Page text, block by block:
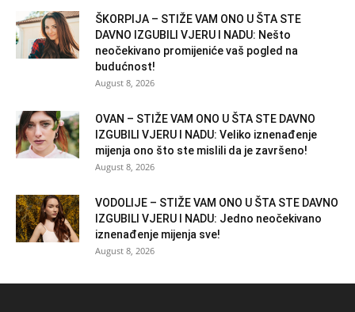
ŠKORPIJA – STIŽE VAM ONO U ŠTA STE
DAVNO IZGUBILI VJERU I NADU: Nešto
neočekivano promijeniće vaš pogled na
budućnost!
August 8, 2026
OVAN – STIŽE VAM ONO U ŠTA STE DAVNO
IZGUBILI VJERU I NADU: Veliko iznenađenje
mijenja ono što ste mislili da je završeno!
August 8, 2026
VODOLIJE – STIŽE VAM ONO U ŠTA STE DAVNO
IZGUBILI VJERU I NADU: Jedno neočekivano
iznenađenje mijenja sve!
August 8, 2026